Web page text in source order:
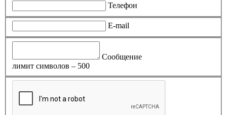
Телефон
E-mail
Сообщение
лимит символов – 500